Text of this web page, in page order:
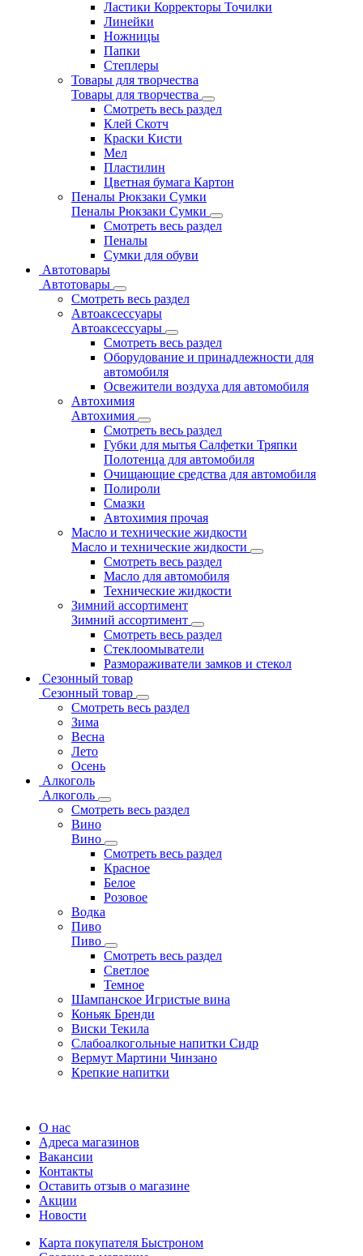
Ластики Корректоры Точилки
Линейки
Ножницы
Папки
Степлеры
Товары для творчества
Товары для творчества
Смотреть весь раздел
Клей Скотч
Краски Кисти
Мел
Пластилин
Цветная бумага Картон
Пеналы Рюкзаки Сумки
Пеналы Рюкзаки Сумки
Смотреть весь раздел
Пеналы
Сумки для обуви
Автотовары
Автотовары
Смотреть весь раздел
Автоаксессуары
Автоаксессуары
Смотреть весь раздел
Оборудование и принадлежности для
автомобиля
Освежители воздуха для автомобиля
Автохимия
Автохимия
Смотреть весь раздел
Губки для мытья Салфетки Тряпки
Полотенца для автомобиля
Очищающие средства для автомобиля
Полироли
Смазки
Автохимия прочая
Масло и технические жидкости
Масло и технические жидкости
Смотреть весь раздел
Масло для автомобиля
Технические жидкости
Зимний ассортимент
Зимний ассортимент
Смотреть весь раздел
Стеклоомыватели
Размораживатели замков и стекол
Сезонный товар
Сезонный товар
Смотреть весь раздел
Зима
Весна
Лето
Осень
Алкоголь
Алкоголь
Смотреть весь раздел
Вино
Вино
Смотреть весь раздел
Красное
Белое
Розовое
Водка
Пиво
Пиво
Смотреть весь раздел
Cветлое
Темное
Шампанское Игристые вина
Коньяк Бренди
Виски Текила
Слабоалкогольные напитки Сидр
Вермут Мартини Чинзано
Крепкие напитки
О нас
Адреса магазинов
Вакансии
Контакты
Оставить отзыв о магазине
Акции
Новости
Карта покупателя Быстроном